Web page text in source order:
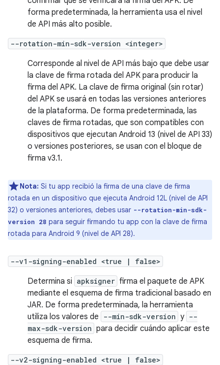
forma predeterminada, la herramienta usa el nivel
de API más alto posible.
--rotation-min-sdk-version <integer>
Corresponde al nivel de API más bajo que debe usar
la clave de firma rotada del APK para producir la
firma del APK. La clave de firma original (sin rotar)
del APK se usará en todas las versiones anteriores
de la plataforma. De forma predeterminada, las
claves de firma rotadas, que son compatibles con
dispositivos que ejecutan Android 13 (nivel de API 33)
o versiones posteriores, se usan con el bloque de
firma v3.1.
Nota: Si tu app recibió la firma de una clave de firma
rotada en un dispositivo que ejecuta Android 12L (nivel de API
32) o versiones anteriores, debes usar --rotation-min-sdk-
version 28 para seguir firmando tu app con la clave de firma
rotada para Android 9 (nivel de API 28).
--v1-signing-enabled <true | false>
Determina si apksigner firma el paquete de APK
mediante el esquema de firma tradicional basado en
JAR. De forma predeterminada, la herramienta
utiliza los valores de
--min-sdk-version y --
max-sdk-version para decidir cuándo aplicar este
esquema de firma.
--v2-signing-enabled <true | false>